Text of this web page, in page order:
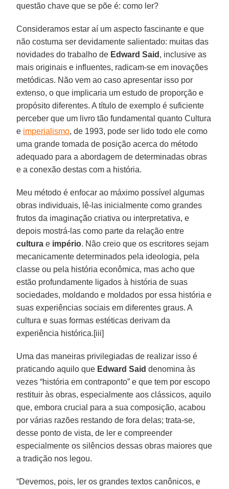
questão chave que se põe é: como ler?
Consideramos estar aí um aspecto fascinante e que
não costuma ser devidamente salientado: muitas das
novidades do trabalho de Edward Said , inclusive as
mais originais e influentes, radicam-se em inovações
metódicas. Não vem ao caso apresentar isso por
extenso, o que implicaria um estudo de proporção e
propósito diferentes. A título de exemplo é suficiente
perceber que um livro tão fundamental quanto Cultura
e imperialismo, de 1993, pode ser lido todo ele como
uma grande tomada de posição acerca do método
adequado para a abordagem de determinadas obras
e a conexão destas com a história.
Meu método é enfocar ao máximo possível algumas
obras individuais, lê-las inicialmente como grandes
frutos da imaginação criativa ou interpretativa, e
depois mostrá-las como parte da relação entre
cultura e império. Não creio que os escritores sejam
mecanicamente determinados pela ideologia, pela
classe ou pela história econômica, mas acho que
estão profundamente ligados à história de suas
sociedades, moldando e moldados por essa história e
suas experiências sociais em diferentes graus. A
cultura e suas formas estéticas derivam da
experiência histórica.[iii]
Uma das maneiras privilegiadas de realizar isso é
praticando aquilo que Edward Said denomina às
vezes “história em contraponto” e que tem por escopo
restituir às obras, especialmente aos clássicos, aquilo
que, embora crucial para a sua composição, acabou
por várias razões restando de fora delas; trata-se,
desse ponto de vista, de ler e compreender
especialmente os silêncios dessas obras maiores que
a tradição nos legou.
“Devemos, pois, ler os grandes textos canônicos, e